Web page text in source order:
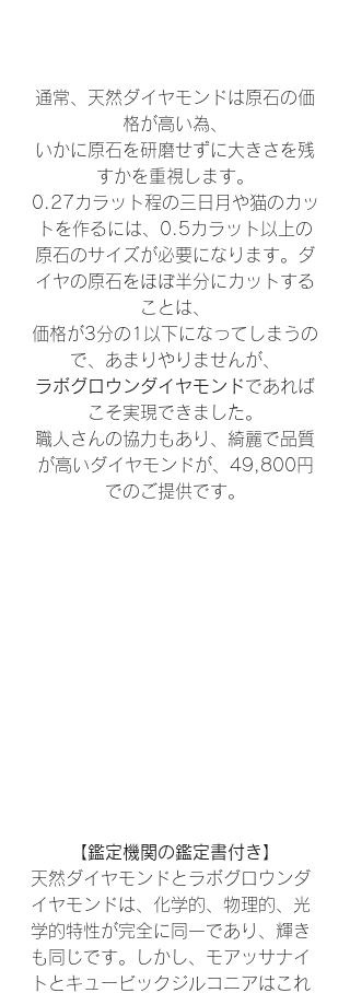
通常、天然ダイヤモンドは原石の価
格が高い為、
いかに原石を研磨せずに大きさを残
すかを重視します。
0.27カラット程の三日月や猫のカッ
トを作るには、0.5カラット以上の
原石のサイズが必要になります。ダ
イヤの原石をほぼ半分にカットする
ことは、
価格が3分の1以下になってしまうの
で、あまりやりませんが、
ラボグロウンダイヤモンドであれば
こそ実現できました。
職人さんの協力もあり、綺麗で品質
が高いダイヤモンドが、49,800円
でのご提供です。
【鑑定機関の鑑定書付き】
天然ダイヤモンドとラボグロウンダ
イヤモンドは、化学的、物理的、光
学的特性が完全に同一であり、輝き
も同じです。しかし、モアッサナイ
トとキュービックジルコニアはこれ